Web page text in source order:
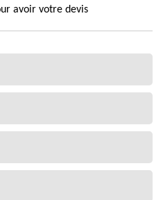
avoir votre devis